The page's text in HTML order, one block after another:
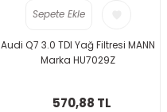
Sepete Ekle
Audi Q7 3.0 TDI Yağ Filtresi MANN
Marka HU7029Z
570,88 TL